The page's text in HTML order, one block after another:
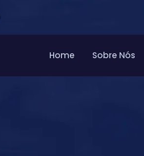
Home Sobre Nós